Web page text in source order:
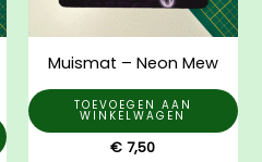
Muismat – Neon Mew
TOEVOEGEN AAN
WINKELWAGEN
€ 7,50